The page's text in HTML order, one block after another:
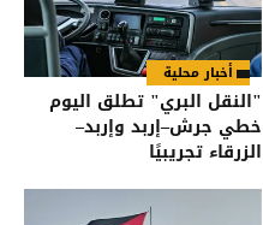
أخبار محلية
"النقل البري" تطلق اليوم
خطي جرش–إربد وإربد–
الزرقاء تجريبيًا